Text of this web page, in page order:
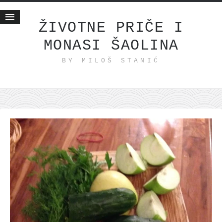
ŽIVOTNE PRIČE I
MONASI ŠAOLINA
BY MILOŠ STANIĆ
Životne priče
internet poslovanje
ishranom do zdravlja
moj haiku
momenti i mesta
bonus sadržaj
Svetlopis
zakonopravilo
duhovni otac